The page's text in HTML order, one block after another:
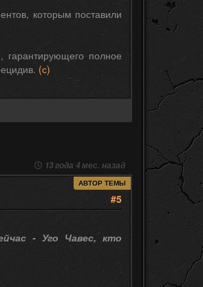
которым поставили
полное
(с)
13 года 4 мес. назад
АВТОР ТЕМЫ
#5
- Уго Чавес, кто